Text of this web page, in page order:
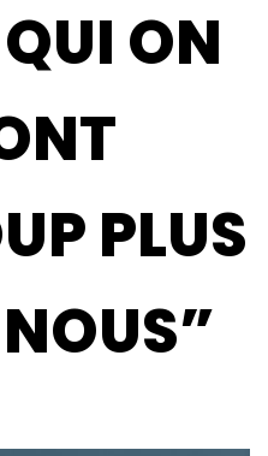
ON
PLUS